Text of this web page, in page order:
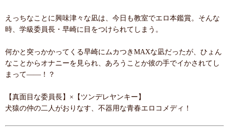
えっちなことに興味津々な凪は、今日も教室でエロ本鑑賞。そんな
時、学級委員長・早崎に目をつけられてしまう。
何かと突っかかってくる早崎にムカつきMAXな凪だったが、ひょん
なことからオナニーを見られ、あろうことか彼の手でイかされてし
まって――！？
【真面目な委員長】×【ツンデレヤンキー】
犬猿の仲の二人がおりなす、不器用な青春エロコメディ！